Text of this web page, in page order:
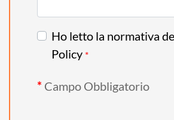
Ho letto la normativa
Policy *
* Campo Obbligatorio